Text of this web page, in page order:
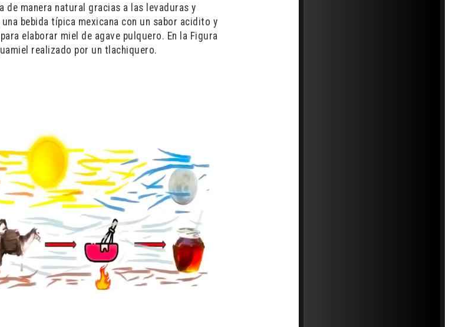
de manera natural gracias a las levaduras y
bebida típica mexicana con un sabor acidito y
elaborar miel de agave pulquero. En la Figura
realizado por un tlachiquero.